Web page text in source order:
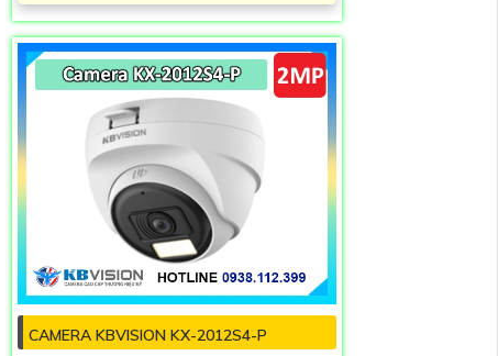
CAMERA KBVISION KX-2012S4-P